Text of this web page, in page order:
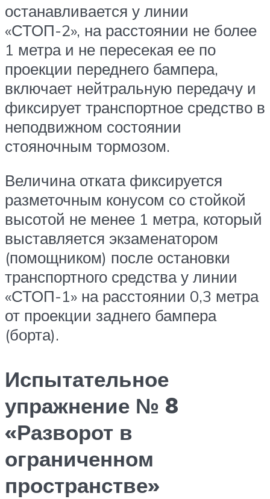
останавливается у линии
«СТОП-2», на расстоянии не более
1 метра и не пересекая ее по
проекции переднего бампера,
включает нейтральную передачу и
фиксирует транспортное средство в
неподвижном состоянии
стояночным тормозом.
Величина отката фиксируется
разметочным конусом со стойкой
высотой не менее 1 метра, который
выставляется экзаменатором
(помощником) после остановки
транспортного средства у линии
«СТОП-1» на расстоянии 0,3 метра
от проекции заднего бампера
(борта).
Испытательное
упражнение № 8
«Разворот в
ограниченном
пространстве»